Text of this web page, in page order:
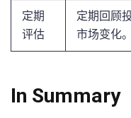
定期
评估
定期回顾
市场变化。
In Summary